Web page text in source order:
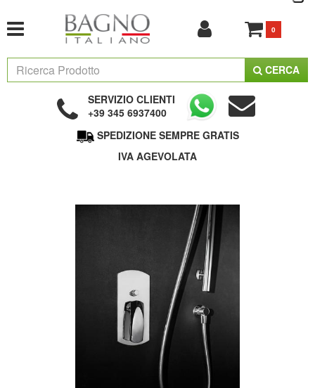
0
CERCA
SERVIZIO CLIENTI
+39 345 6937400
SPEDIZIONE SEMPRE GRATIS
IVA AGEVOLATA